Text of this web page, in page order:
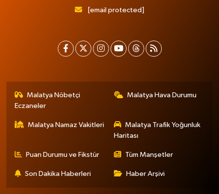
[email protected]
Malatya Nöbetçi
Eczaneler
Malatya Hava Durumu
Malatya Namaz Vakitleri
Malatya Trafik Yoğunluk
Haritası
Puan Durumu ve Fikstür Tüm Manşetler
Son Dakika Haberleri Haber Arşivi